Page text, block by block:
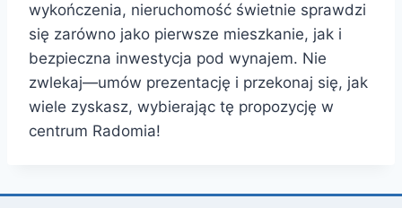
wykończenia, nieruchomość świetnie sprawdzi
się zarówno jako pierwsze mieszkanie, jak i
bezpieczna inwestycja pod wynajem. Nie
zwlekaj—umów prezentację i przekonaj się, jak
wiele zyskasz, wybierając tę propozycję w
centrum Radomia!